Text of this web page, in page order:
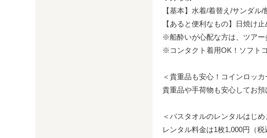
【基本】水着/着替え/サンダル/
【あると便利なもの】日焼け
※船酔いが心配な方は、ツアー
※コンタクト着用OK！ソフト
＜貴重品も安心！コインロッカ
貴重品や手荷物も安心してお
＜バスタオルのレンタルはじめ
レンタル料金は1枚1,000円（